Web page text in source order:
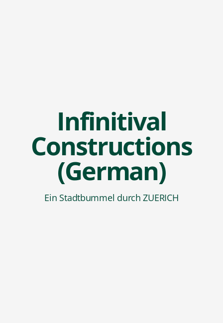
Infinitival
Constructions
(German)
Ein Stadtbummel durch ZUERICH